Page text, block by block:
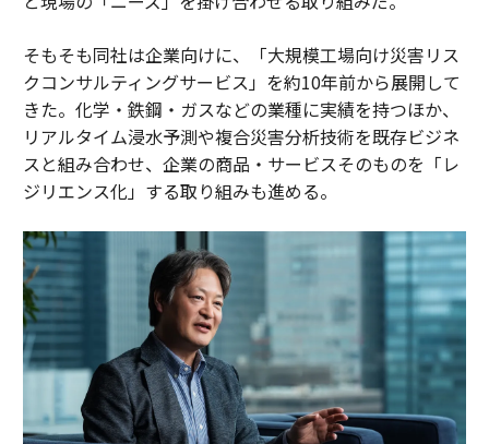
そもそも同社は企業向けに、「大規模工場向け災害リス
クコンサルティングサービス」を約10年前から展開して
きた。化学・鉄鋼・ガスなどの業種に実績を持つほか、
リアルタイム浸水予測や複合災害分析技術を既存ビジネ
スと組み合わせ、企業の商品・サービスそのものを「レ
ジリエンス化」する取り組みも進める。